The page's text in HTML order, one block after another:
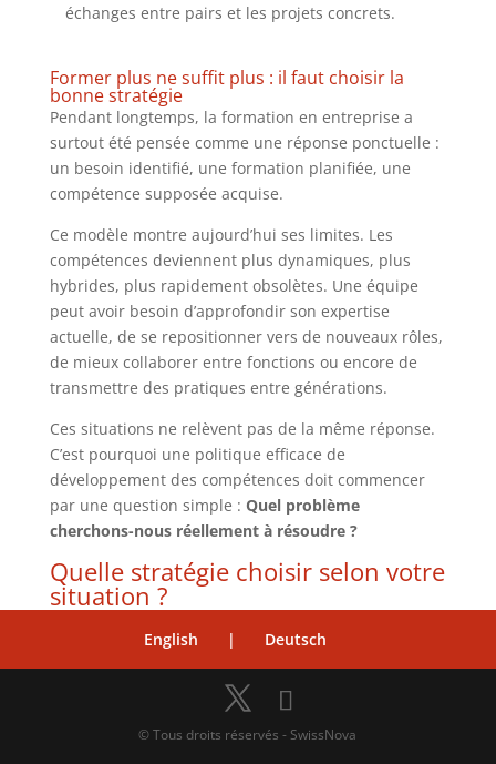
échanges entre pairs et les projets concrets.
Former plus ne suffit plus : il faut choisir la
bonne stratégie
Pendant longtemps, la formation en entreprise a
surtout été pensée comme une réponse ponctuelle :
un besoin identifié, une formation planifiée, une
compétence supposée acquise.
Ce modèle montre aujourd’hui ses limites. Les
compétences deviennent plus dynamiques, plus
hybrides, plus rapidement obsolètes. Une équipe
peut avoir besoin d’approfondir son expertise
actuelle, de se repositionner vers de nouveaux rôles,
de mieux collaborer entre fonctions ou encore de
transmettre des pratiques entre générations.
Ces situations ne relèvent pas de la même réponse.
C’est pourquoi une politique efficace de
développement des compétences doit commencer
par une question simple : Quel problème
cherchons-nous réellement à résoudre ?
Quelle stratégie choisir selon votre
situation ?
Situation observée dans l’entreprise
Les outils, méthodes ou exigences du
métier évoluent, mais le rôle reste le
English | Deutsch
© Tous droits réservés - SwissNova